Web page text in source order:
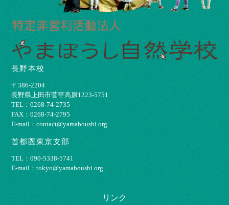
長野本校
〒386-2204
⻑野県上⽥市菅平⾼原1223-5751
TEL：0268-74-2735
FAX：0268-74-2795
E-mail：contact@yamaboushi.org
首都圏東京支部
TEL：090-5338-5741
E-mail：tokyo@yamaboushi.org
リンク